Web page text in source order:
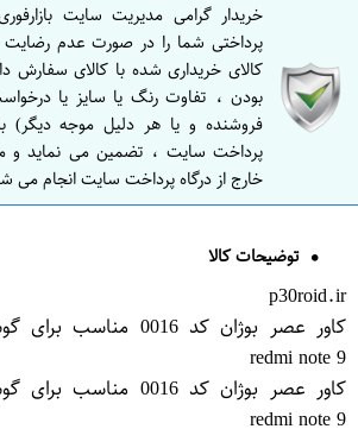
خریدار گرامی مدیریت سایت
پرداختی شما را در صورت عدم
کالای خریداری شده با کالای سفارش
بودن ، تفاوت رنگ یا سایز یا
فروشنده و یا هر دلیل موجه دیگر)
پرداخت سایت ، تضمین می نماید و
خارج از درگاه پرداخت سایت انجام می
توضیحات کالا
p30roid.ir
کاور عصر بوژان کد
redmi note 9
کاور عصر بوژان کد
redmi note 9